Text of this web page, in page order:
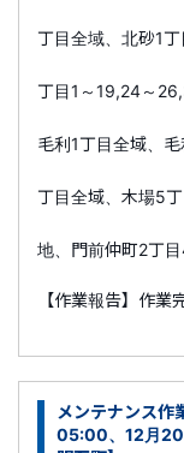
豊洲3丁目
丁目全域、北砂1丁
北砂3丁目
丁目1～19,24～
北砂5丁目
毛利1丁目全域、毛
木場1丁目
丁目全域、木場5丁
木場6丁目
地、門前仲町2丁
【作業報告】作業
メンテナンス
05:00、12月20